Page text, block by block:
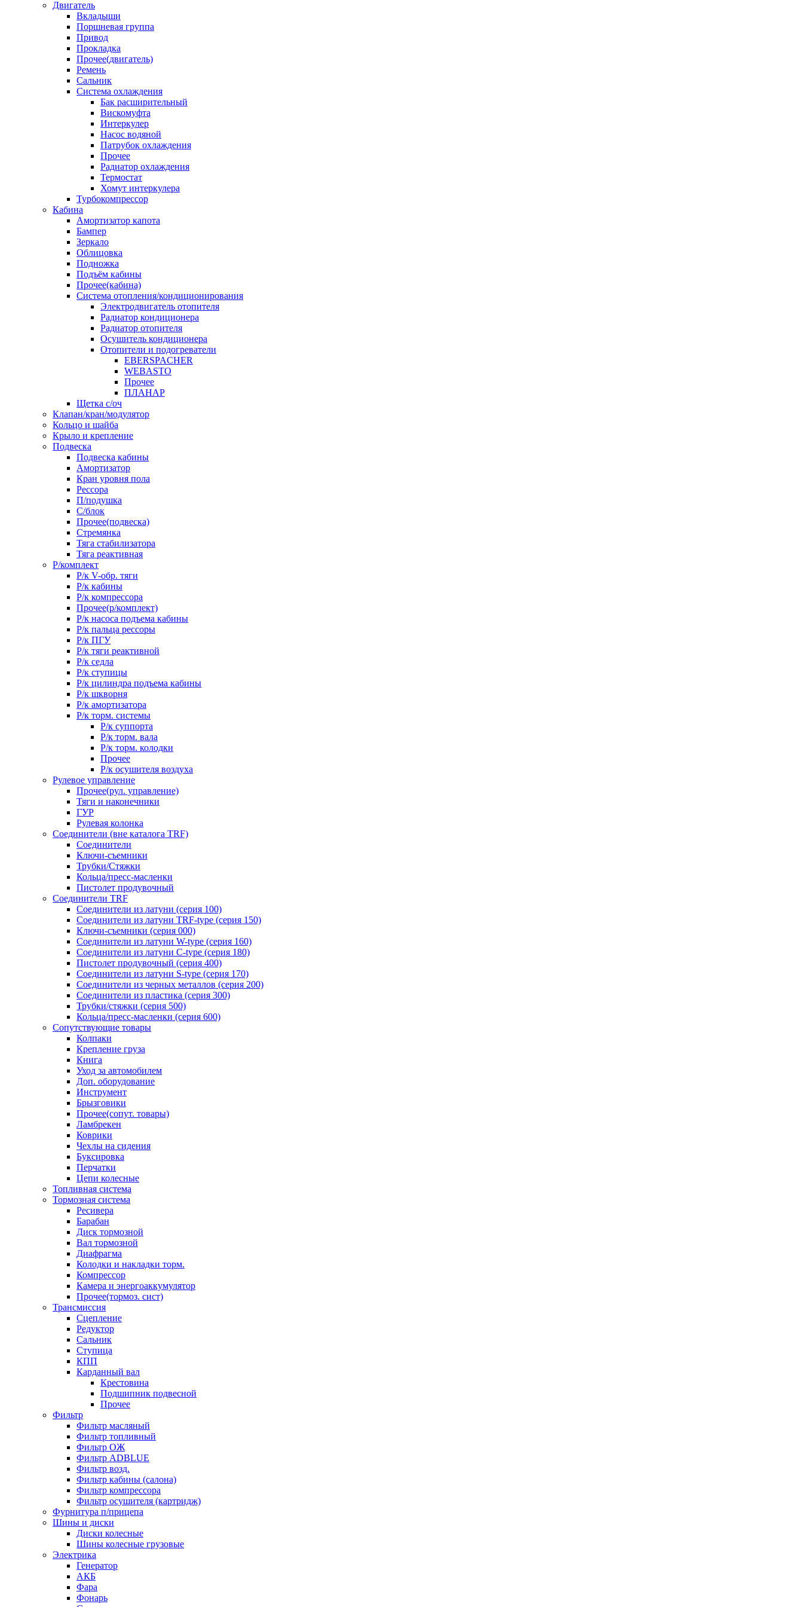
Двигатель
Вкладыши
Поршневая группа
Привод
Прокладка
Прочее(двигатель)
Ремень
Сальник
Система охлаждения
Бак расширительный
Вискомуфта
Интеркулер
Насос водяной
Патрубок охлаждения
Прочее
Радиатор охлаждения
Термостат
Хомут интеркулера
Турбокомпрессор
Кабина
Амортизатор капота
Бампер
Зеркало
Облицовка
Подножка
Подъём кабины
Прочее(кабина)
Система отопления/кондиционирования
Электродвигатель отопителя
Радиатор кондиционера
Радиатор отопителя
Осушитель кондиционера
Отопители и подогреватели
EBERSPACHER
WEBASTO
Прочее
ПЛАНАР
Щетка с/оч
Клапан/кран/модулятор
Кольцо и шайба
Крыло и крепление
Подвеска
Подвеска кабины
Амортизатор
Кран уровня пола
Рессора
П/подушка
С/блок
Прочее(подвеска)
Стремянка
Тяга стабилизатора
Тяга реактивная
Р/комплект
Р/к V-обр. тяги
Р/к кабины
Р/к компрессора
Прочее(р/комплект)
Р/к насоса подъема кабины
Р/к пальца рессоры
Р/к ПГУ
Р/к тяги реактивной
Р/к седла
Р/к ступицы
Р/к цилиндра подъема кабины
Р/к шкворня
Р/к амортизатора
Р/к торм. системы
Р/к суппорта
Р/к торм. вала
Р/к торм. колодки
Прочее
Р/к осушителя воздуха
Рулевое управление
Прочее(рул. управление)
Тяги и наконечники
ГУР
Рулевая колонка
Соединители (вне каталога TRF)
Соединители
Ключи-cъемники
Трубки/Стяжки
Кольца/пресс-масленки
Пистолет продувочный
Соединители TRF
Соединители из латуни (серия 100)
Соединители из латуни TRF-type (серия 150)
Ключи-съемники (серия 000)
Соединители из латуни W-type (серия 160)
Соединители из латуни С-type (серия 180)
Пистолет продувочный (серия 400)
Соединители из латуни S-type (серия 170)
Соединители из черных металлов (серия 200)
Соединители из пластика (серия 300)
Трубки/стяжки (серия 500)
Кольца/пресс-масленки (серия 600)
Сопутствующие товары
Колпаки
Крепление груза
Книга
Уход за автомобилем
Доп. оборудование
Инструмент
Брызговики
Прочее(сопут. товары)
Ламбрекен
Коврики
Чехлы на сидения
Буксировка
Перчатки
Цепи колесные
Топливная система
Тормозная система
Ресивера
Барабан
Диск тормозной
Вал тормозной
Диафрагма
Колодки и накладки торм.
Компрессор
Камера и энергоаккумулятор
Прочее(тормоз. сист)
Трансмиссия
Сцепление
Редуктор
Сальник
Ступица
КПП
Карданный вал
Крестовина
Подшипник подвесной
Прочее
Фильтр
Фильтр масляный
Фильтр топливный
Фильтр ОЖ
Фильтр ADBLUE
Фильтр возд.
Фильтр кабины (салона)
Фильтр компрессора
Фильтр осушителя (картридж)
Фурнитура п/прицепа
Шины и диски
Диски колесные
Шины колесные грузовые
Электрика
Генератор
АКБ
Фара
Фонарь